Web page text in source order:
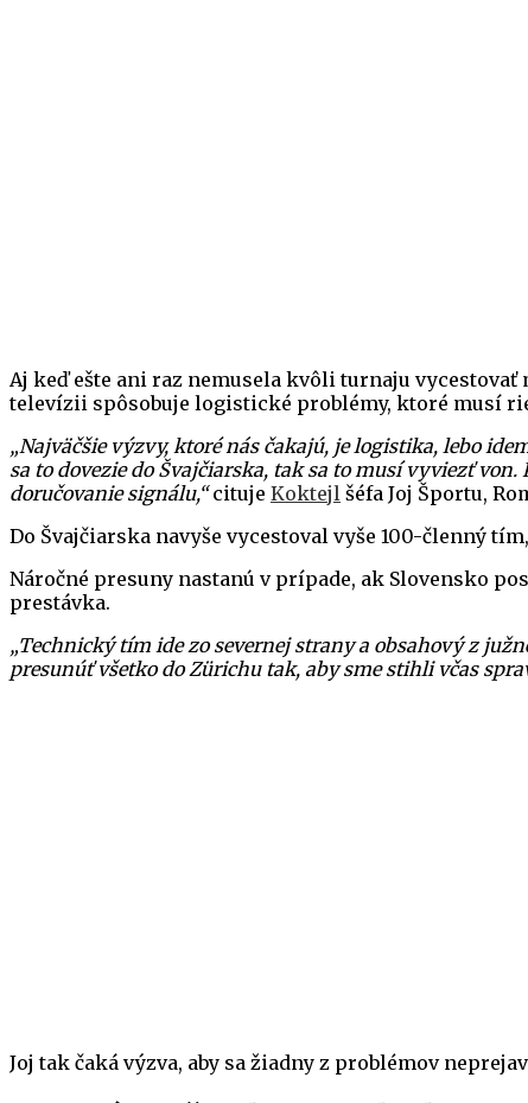
Aj keď ešte ani raz nemusela kvôli turnaju
televízii spôsobuje logistické problémy, ktoré musí
„Najväčšie výzvy, ktoré nás čakajú, je logistika, lebo
sa to dovezie do Švajčiarska, tak sa to musí vyviezť
doručovanie signálu,“cituje Koktejl šéfa Joj Športu,
Do Švajčiarska navyše vycestoval vyše 100-členný
Náročné presuny nastanú v prípade, ak Slovensko
prestávka.
„Technický tím ide zo severnej strany a obsahový z
presunúť všetko do Zürichu tak, aby sme stihli včas
Joj tak čaká výzva, aby sa žiadny z problémov